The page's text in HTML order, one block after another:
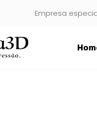
Empresa